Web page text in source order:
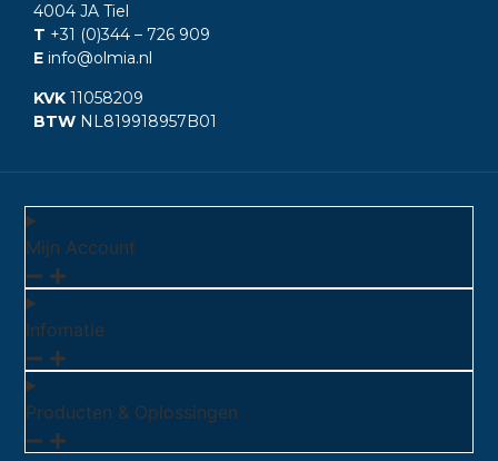
4004 JA Tiel
T +31 (0)344 – 726 909
E info@olmia.nl
KVK 11058209
BTW NL819918957B01
Mijn Account
Infomatie
Producten & Oplossingen